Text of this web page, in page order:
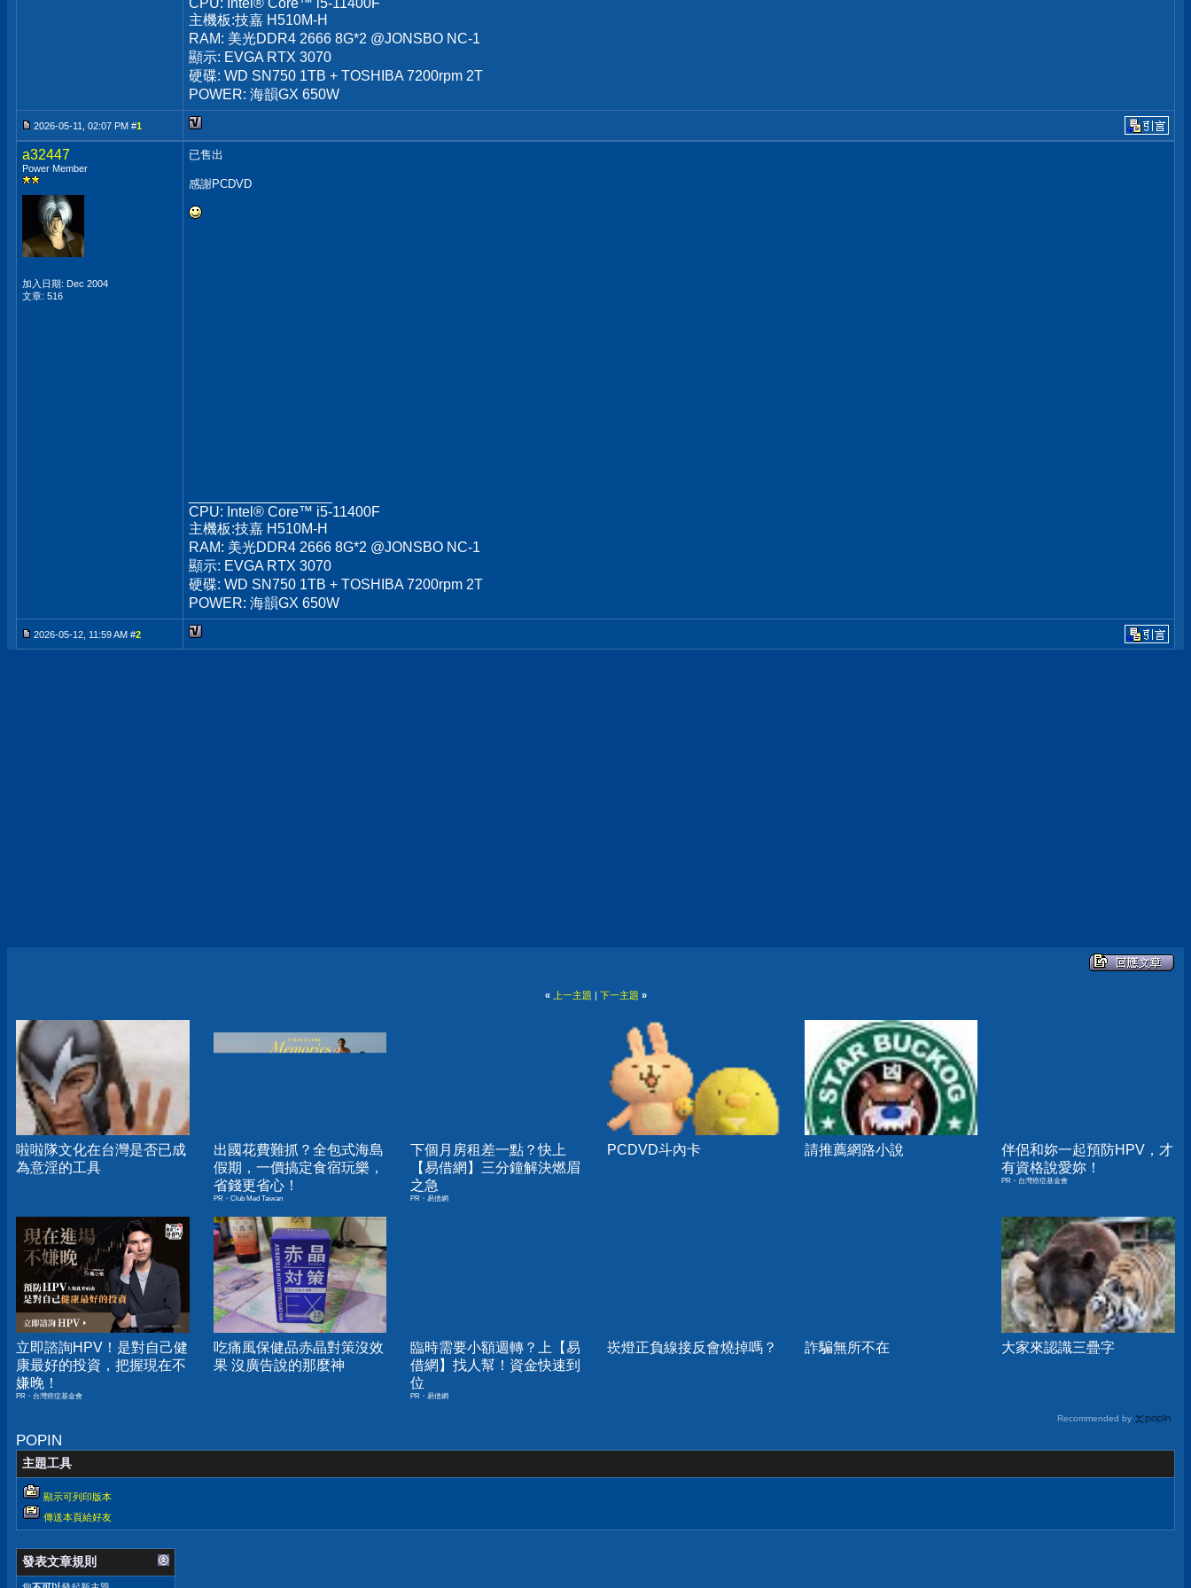
CPU: Intel® Core™ i5-11400F
主機板:技嘉 H510M-H
RAM: 美光DDR4 2666 8G*2 @JONSBO NC-1
顯示: EVGA RTX 3070
硬碟: WD SN750 1TB + TOSHIBA 7200rpm 2T
POWER: 海韻GX 650W
2026-05-11, 02:07 PM #1
a32447
Power Member
加入日期: Dec 2004
文章: 516
已售出
感謝PCDVD
CPU: Intel® Core™ i5-11400F
主機板:技嘉 H510M-H
RAM: 美光DDR4 2666 8G*2 @JONSBO NC-1
顯示: EVGA RTX 3070
硬碟: WD SN750 1TB + TOSHIBA 7200rpm 2T
POWER: 海韻GX 650W
2026-05-12, 11:59 AM #2
« 上一主題 | 下一主題 »
啦啦隊文化在台灣是否已成
為意淫的工具
出國花費難抓？全包式海島
假期，一價搞定食宿玩樂，
省錢更省心！
PR・Club Med Taiwan
下個月房租差一點？快上
【易借網】三分鐘解決燃眉
之急
PR・易借網
PCDVD斗內卡 請推薦網路小說
伴侶和妳一起預防HPV，才
有資格說愛妳！
PR・台灣癌症基金會
立即諮詢HPV！是對自己健
康最好的投資，把握現在不
嫌晚！
PR・台灣癌症基金會
吃痛風保健品赤晶對策沒效
果 沒廣告說的那麼神
臨時需要小額週轉？上【易
借網】找人幫！資金快速到
位
PR・易借網
崁燈正負線接反會燒掉嗎？ 詐騙無所不在 大家來認識三疊字
Recommended by
POPIN
主題工具
顯示可列印版本
傳送本頁給好友
發表文章規則